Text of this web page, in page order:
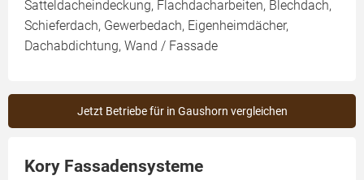
Satteldacheindeckung, Flachdacharbeiten, Blechdach,
Schieferdach, Gewerbedach, Eigenheimdächer,
Dachabdichtung, Wand / Fassade
Jetzt Betriebe für in Gaushorn vergleichen
Kory Fassadensysteme